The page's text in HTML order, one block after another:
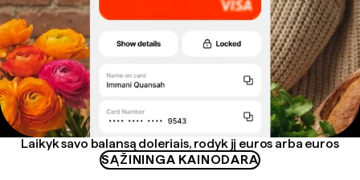
Laikyk savo balansą doleriais, rodyk jį euros arba euros
SĄŽININGA KAINODARA